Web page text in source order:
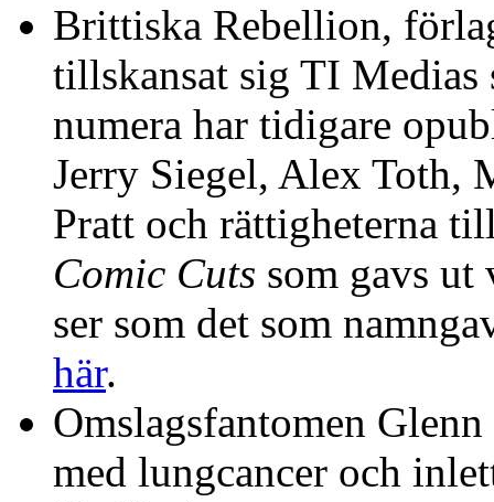
Brittiska Rebellion,
tillskansat sig TI Medias
numera har tidigare
Jerry Siegel, Alex Toth,
Pratt och rättigheterna
Comic Cuts som gavs ut
ser som det som
här.
Omslagsfantomen
med lungcancer och